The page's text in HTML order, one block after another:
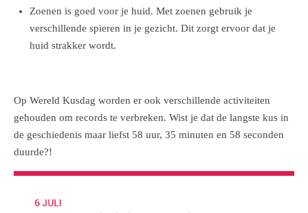
Zoenen is goed voor je huid. Met zoenen gebruik je
verschillende spieren in je gezicht. Dit zorgt ervoor dat je
huid strakker wordt.
Op Wereld Kusdag worden er ook verschillende activiteiten
gehouden om records te verbreken. Wist je dat de langste kus in
de geschiedenis maar liefst 58 uur, 35 minuten en 58 seconden
duurde?!